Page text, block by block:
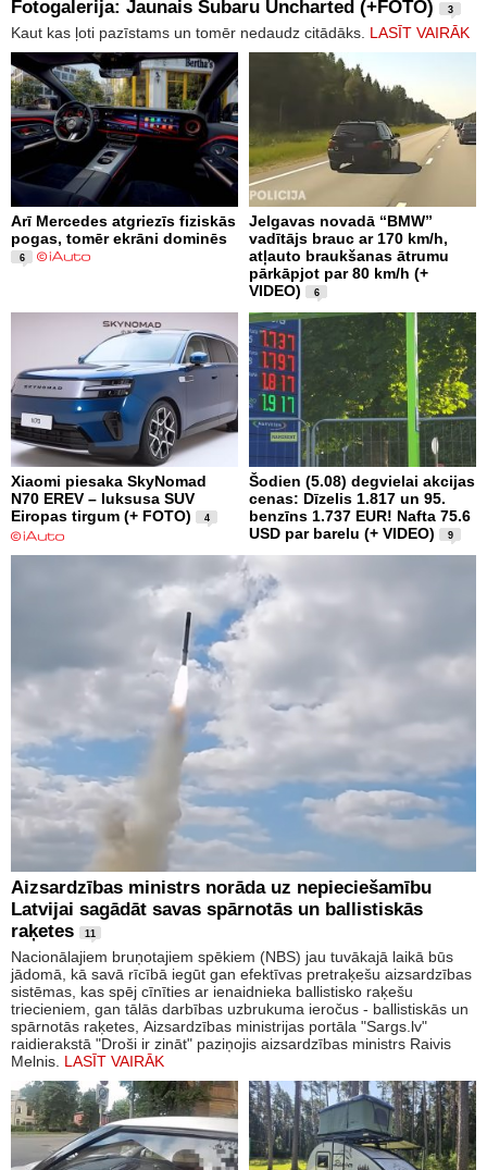
Fotogalerija: Jaunais Subaru Uncharted (+FOTO) 3
Kaut kas ļoti pazīstams un tomēr nedaudz citādāks. LASĪT VAIRĀK
Arī Mercedes atgriezīs fiziskās
pogas, tomēr ekrāni dominēs
6
Jelgavas novadā “BMW”
vadītājs brauc ar 170 km/h,
atļauto braukšanas ātrumu
pārkāpjot par 80 km/h (+
VIDEO)
6
Xiaomi piesaka SkyNomad
N70 EREV – luksusa SUV
Eiropas tirgum (+ FOTO)
4
Šodien (5.08) degvielai akcijas
cenas: Dīzelis 1.817 un 95.
benzīns 1.737 EUR! Nafta 75.6
USD par barelu (+ VIDEO)
9
Aizsardzības ministrs norāda uz nepieciešamību
Latvijai sagādāt savas spārnotās un ballistiskās
raķetes
11
Nacionālajiem bruņotajiem spēkiem (NBS) jau tuvākajā laikā būs
jādomā, kā savā rīcībā iegūt gan efektīvas pretraķešu aizsardzības
sistēmas, kas spēj cīnīties ar ienaidnieka ballistisko raķešu
triecieniem, gan tālās darbības uzbrukuma ieročus - ballistiskās un
spārnotās raķetes, Aizsardzības ministrijas portāla "Sargs.lv"
raidierakstā "Droši ir zināt" paziņojis aizsardzības ministrs Raivis
Melnis. LASĪT VAIRĀK